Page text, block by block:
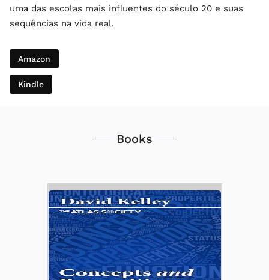
uma das escolas mais influentes do século 20 e suas
sequências na vida real.
Amazon
Kindle
Books